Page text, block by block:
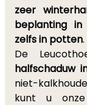
zeer
beplanting
zelfs in potten.
De
halfschaduw
niet-
kunt u onze